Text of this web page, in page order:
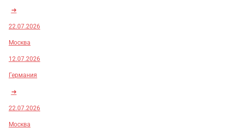
➜
22.07.2026
Москва
12.07.2026
Германия
➜
22.07.2026
Москва